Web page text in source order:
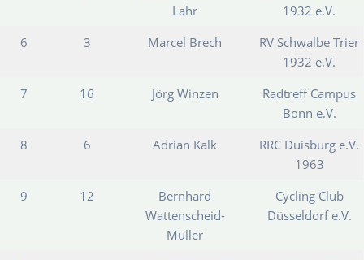
Lahr
1932 e.V.
6
3 Marcel Brech
RV Schwalbe Trier
1932 e.V.
7
16 Jörg Winzen
Radtreff Campus
Bonn e.V.
8
6 Adrian Kalk
RRC Duisburg e.V.
1963
9
12
Bernhard
Wattenscheid-
Müller
Cycling Club
Düsseldorf e.V.